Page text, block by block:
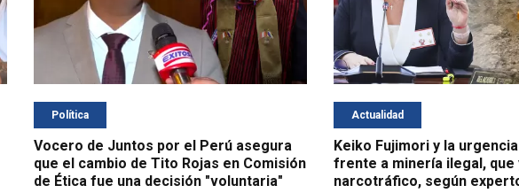
Política
Vocero de Juntos por el Perú asegura
que el cambio de Tito Rojas en Comisión
de Ética fue una decisión "voluntaria"
Actualidad
Keiko Fujimori y la
frente a minería ilegal, que
narcotráfico, según